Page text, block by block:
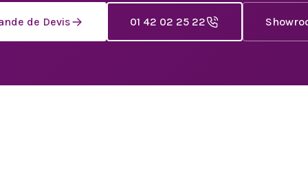
de Devis 01 42 02 25 22